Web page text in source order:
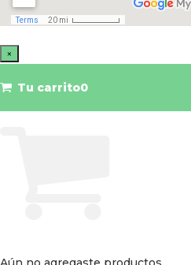
×
Tu carrito0